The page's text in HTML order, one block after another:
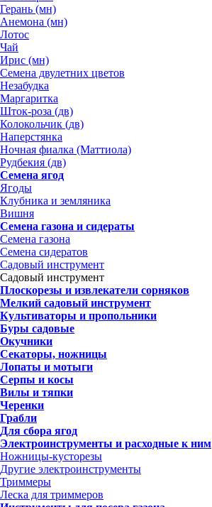
Герань (мн)
Анемона (мн)
Лотос
Чай
Ирис (мн)
Семена двулетних цветов
Незабудка
Маргаритка
Шток-роза (дв)
Колокольчик (дв)
Наперстянка
Ночная фиалка (Маттиола)
Рудбекия (дв)
Семена ягод
Ягоды
Клубника и земляника
Вишня
Семена газона и сидераты
Семена газона
Семена сидератов
Садовый инструмент
Садовый инструмент
Плоскорезы и извлекатели сорняков
Мелкий садовый инструмент
Культиваторы и пропольники
Буры садовые
Окучники
Секаторы, ножницы
Лопаты и мотыги
Серпы и косы
Вилы и тяпки
Черенки
Грабли
Для сбора ягод
Электроинструменты и расходные к ним
Ножницы-кусторезы
Другие электроинструменты
Триммеры
Леска для триммеров